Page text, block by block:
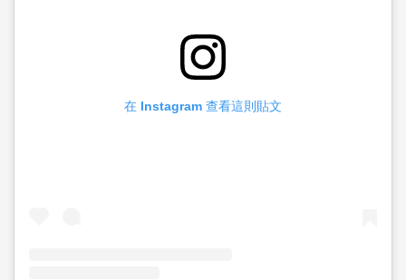
在 Instagram 查看這則貼文